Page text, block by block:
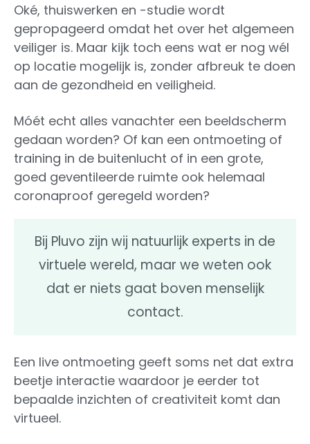
Oké, thuiswerken en -studie wordt
gepropageerd omdat het over het algemeen
veiliger is. Maar kijk toch eens wat er nog wél
op locatie mogelijk is, zonder afbreuk te doen
aan de gezondheid en veiligheid.
Móét echt alles vanachter een beeldscherm
gedaan worden? Of kan een ontmoeting of
training in de buitenlucht of in een grote,
goed geventileerde ruimte ook helemaal
coronaproof geregeld worden?
Bij Pluvo zijn wij natuurlijk experts in de
virtuele wereld, maar we weten ook
dat er niets gaat boven menselijk
contact.
Een live ontmoeting geeft soms net dat extra
beetje interactie waardoor je eerder tot
bepaalde inzichten of creativiteit komt dan
virtueel.